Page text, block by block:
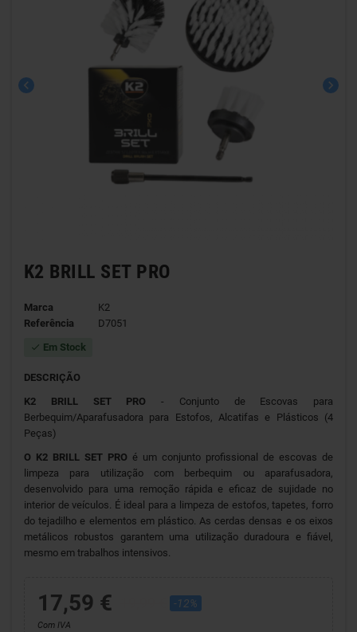
chevron_left chevron_right
K2 BRILL SET PRO
Marca
K2
Referência
D7051
check Em Stock
DESCRIÇÃO
K2 BRILL SET PRO - Conjunto de Escovas para
Berbequim/Aparafusadora para Estofos, Alcatifas e Plásticos (4
Peças)
O K2 BRILL SET PRO é um conjunto profissional de escovas de
limpeza para utilização com berbequim ou aparafusadora,
desenvolvido para uma remoção rápida e eficaz de sujidade no
interior de veículos. É ideal para a limpeza de estofos, tapetes, forro
do tejadilho e elementos em plástico. As cerdas densas e os eixos
metálicos robustos garantem uma utilização duradoura e fiável,
mesmo em trabalhos intensivos.
17,59 € -12%
Com IVA